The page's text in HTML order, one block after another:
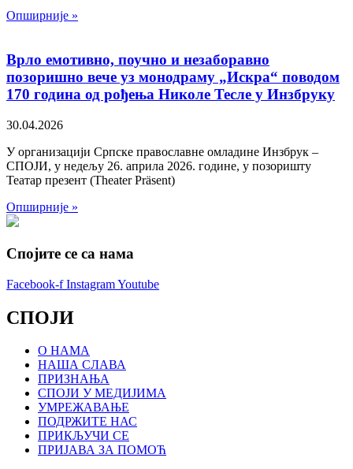
Опширније »
Врло емотивно, поучно и незаборавно
позоришно вече уз монодраму „Искра“ поводом
170 година од рођења Николе Тесле у Инзбруку
30.04.2026
У организацији Српске православне омладине Инзбрук –
СПОЈИ, у недељу 26. априла 2026. године, у позоришту
Театар презент (Theater Präsent)
Опширније »
Спојите се са нама
Facebook-f InstagramYoutube
СПОЈИ
О НАМА
НАША СЛАВА
ПРИЗНАЊА
СПОЈИ У МЕДИЈИМА
УМРЕЖАВАЊЕ
ПОДРЖИТЕ НАС
ПРИКЉУЧИ СЕ
ПРИЈАВА ЗА ПОМОЋ